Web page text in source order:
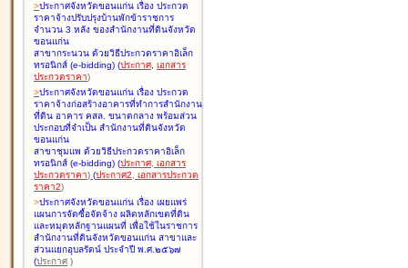
>ประกาศจังหวัดขอนแก่น เรื่อง ประกวด
ราคาจ้างปรับปรุงบ้านพักข้าราชการ
จำนวน 3 หลัง ของสำนักงานที่ดินจังหวัด
ขอนแก่น
สาขากระนวน ด้วยวิธีประกวดราคาอิเล็ก
ทรอนิกส์ (e-bidding) (ประกาศ, เอกสาร
ประกวดราคา)
>ประกาศจังหวัดขอนแก่น เรื่อง ประกวด
ราคาจ้างก่อสร้างอาคารที่ทำการสำนักงาน
ที่ดิน อาคาร คสล. ขนาดกลาง พร้อมส่วน
ประกอบที่จำเป็น สำนักงานที่ดินจังหวัด
ขอนแก่น
สาขาชุมแพ ด้วยวิธีประกวดราคาอิเล็ก
ทรอนิกส์ (e-bidding) (ประกาศ, เอกสาร
ประกวดราคา) (ประกาศ2, เอกสารประกวด
ราคา2)
>ประกาศจังหวัดขอนแก่น เรื่อง เผยแพร่
แผนการจัดซื้อจัดจ้าง ผลิตหลักเขตที่ดิน
และหมุดหลักฐานแผนที่ เพื่อใช้ในราชการ
สำนักงานที่ดินจังหวัดขอนแก่น สาขาและ
ส่วนแยกอุบลรัตน์ ประจำปี พ.ศ.๒๕๖๗
(ประกาศ )